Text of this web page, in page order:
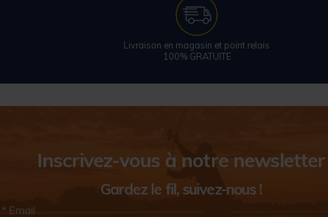
Livraison en magasin et point relais
100% GRATUITE
Inscrivez-vous à notre newsletter
Gardez le fil, suivez-nous !
* Email